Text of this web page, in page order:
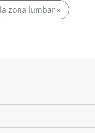
la zona lumbar »